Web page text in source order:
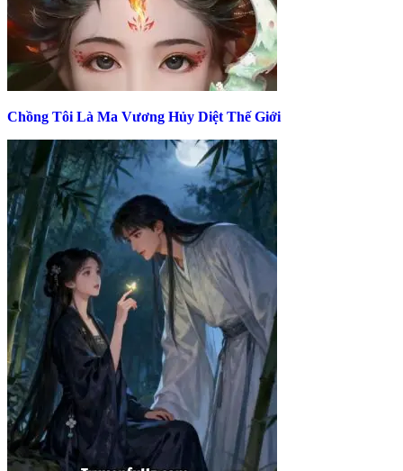
Chồng Tôi Là Ma Vương Hủy Diệt Thế Giới